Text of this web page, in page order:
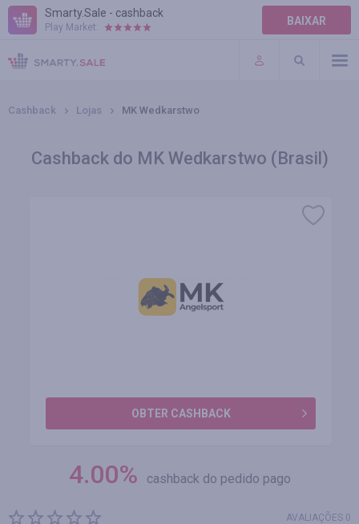
Smarty.Sale - cashback
Play Market: BAIXAR
AJUDA
TERMOS DE USO
Cashback Lojas MK Wedkarstwo
Cashback do MK Wedkarstwo (Brasil)
OBTER CASHBACK
4.00% cashback do pedido pago
AVALIAÇÕES 0